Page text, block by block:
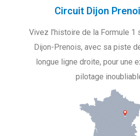
Circuit Dijon
Vivez l’histoire de la Formule 1
Dijon-Prenois, avec sa piste
longue ligne droite, pour une
pilotage